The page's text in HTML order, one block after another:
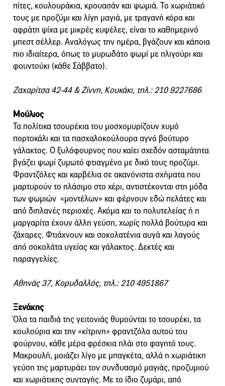
πίτες, κουλουράκια, κρουασάν και ψωμιά. Το χωριάτικό
τους με προζύμι και λίγη μαγιά, με τραγανή κόρα και
αφράτη ψίχα με μικρές κυψέλες, είναι το καθημερινό
μπεστ σέλλερ. Αναλόγως την ημέρα, βγάζουν και κάποια
πιο ιδιαίτερα, όπως το μυρωδάτο ψωμί με πλιγούρι και
φουντούκι (κάθε Σάββατο).
Ζαχαρίτσα 42-44 & Ζίννη, Κουκάκι, τηλ.: 210 9227686
Μούλιος
Τα πολίτικα τσουρέκια του μοσχομυρίζουν χυμό
πορτοκάλι και τα πασχαλοκούλουρα αγνό βούτυρο
γάλακτος. Ο ξυλόφουρνος που καίει σχεδόν ασταμάτητα
βγάζει ψωμί ζυμωτό φτιαγμένο με δικό τους προζύμι.
Φραντζόλες και καρβέλια σε ακανόνιστα σχήματα που
μαρτυρούν το πλάσιμο στο χέρι, αντιστέκονται στη μόδα
των ψωμιών «μοντέλων» και φέρνουν εδώ πελάτες και
από διπλανές περιοχές. Ακόμα και το πολυτελείας ή η
μαργαρίτα έχουν άλλη γεύση, χωρίς πολλά βούτυρα και
ζάχαρες. Φτιάχνουν και σοκολατένια αυγά και λαγούς
από σοκολάτα υγείας και γάλακτος. Δεκτές και
παραγγελίες.
Αθηνάς 37, Κορυδαλλός, τηλ.: 210 4951867
Ξενάκης
Όλα τα παιδιά της γειτονιάς θυμούνται το τσουρέκι, τα
κουλούρια και την «κίτρινη» φραντζόλα αυτού του
φούρνου, κάθε μέρα φρέσκια πλάι στο φαγητό τους.
Μακρουλή, μοιάζει λίγο με μπαγκέτα, αλλά η χωριάτικη
γεύση της μαρτυράει τον συνδυασμό μαγιάς, προζυμιού
και χωριάτικης συνταγής. Με το ίδιο ζυμάρι, από